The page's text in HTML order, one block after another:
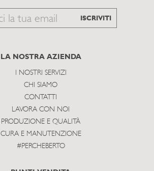
Email
subscribe
ISCRIVITI
LA NOSTRA AZIENDA
I NOSTRI SERVIZI
CHI SIAMO
CONTATTI
LAVORA CON NOI
PRODUZIONE E QUALITÀ
CURA E MANUTENZIONE
#PERCHEBERTO